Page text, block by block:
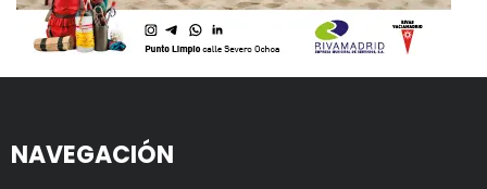
NAVEGACIÓN